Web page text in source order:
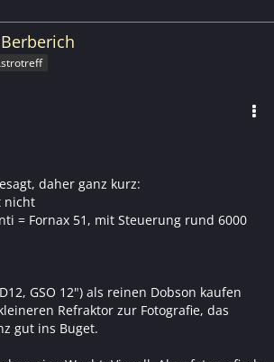
daher ganz kurz:
nicht
= Fornax 51, mit Steuerung rund 6000
GSO 12") als reinen Dobson kaufen
Refraktor zur Fotografie, das
gut ins Buget.